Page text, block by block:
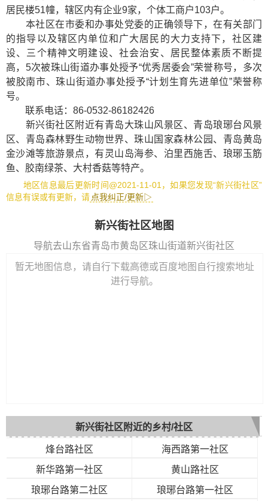
居民楼51幢，辖区内有企业9家，个体工商户103户。
本社区在市委和办事处党委的正确领导下，在有关部门
的指导以及辖区内单位和广大居民的大力支持下，社区建
设、三个精神文明建设、社会治安、居民整体素质不断提
高，5次被珠山街道办事处授予“优秀居委会”荣誉称号，多次
被胶南市、珠山街道办事处授予“计划生育先进单位”荣誉称
号。
联系电话：86-0532-86182426
新兴街社区附近有青岛大珠山风景区、 青岛琅琊台风景
区、 青岛森林野生动物世界、珠山国家森林公园 、 青岛黄岛
金沙滩等旅游景点，有 灵山岛海参、 泊里西施舌、 琅琊玉筋
鱼、 胶南绿茶、 大村香菇等特产。
地区信息最后更新时间@2021-11-01，如果您发现“新兴街社区”
信息有误或有更新，请 点我纠正/更新▷
新兴街社区地图
导航去山东省青岛市黄岛区珠山街道新兴街社区
暂无地图信息，请自行下载高德或百度地图自行搜索地址
进行导航。
新兴街社区附近的乡村/社区
烽台路社区
海西路第一社区
新华路第一社区
黄山路社区
琅琊台路第二社区
琅琊台路第一社区